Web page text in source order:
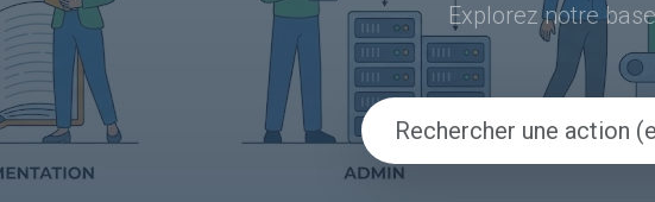
Explorez notre